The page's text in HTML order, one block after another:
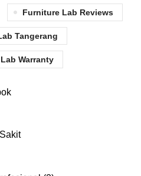
Furniture Lab Reviews
Tangerang
Warranty